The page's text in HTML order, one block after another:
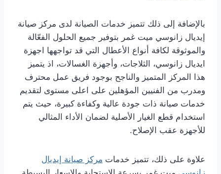
بالإضافة إلى ذلك تتميز خدمات الصيانة لدى مركز صيانة
إيديال زانوسي ميت غمر بتوفير جميع الحلول الفعّالة
والموثوقة لكافة أنواع الأعطال التي قد تواجهها اجهزة
ايديال زانوسي، الثلاجات، وأجهزة الغسالات، اذ يتميز
هذا المركز المتميز والناجح بوجود فريق عمل محترف
ومدرب من الفنيين المؤهلين على اعلى مستوى لتقديم
خدمات صيانة ذات جودة عالية وكفاءة كبيرة، حيث يتم
استخدام قطع الغيار الأصلية لضمان الأداء المثالي
للأجهزة عقب الإصلاح.
علاوة على ذلك، تتميز خدمات مركز صيانة إيديال